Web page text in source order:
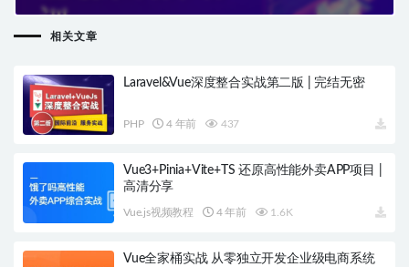
训-新版课程|网盘下载
相关文章
Laravel&Vue深度整合实战第二版 | 完结无密
PHP 4 年前 437
Vue3+Pinia+Vite+TS 还原高性能外卖APP项目 |
高清分享
Vue.js视频教程 4 年前 1.6K
Vue全家桶实战 从零独立开发企业级电商系统